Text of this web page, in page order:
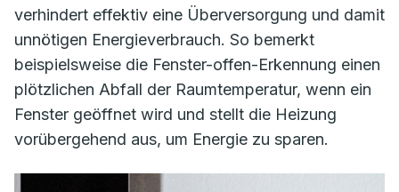
verhindert effektiv eine Überversorgung und damit
unnötigen Energieverbrauch. So bemerkt
beispielsweise die Fenster-offen-Erkennung einen
plötzlichen Abfall der Raumtemperatur, wenn ein
Fenster geöffnet wird und stellt die Heizung
vorübergehend aus, um Energie zu sparen.